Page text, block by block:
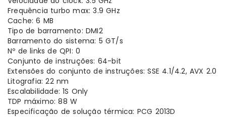
Frequência turbo max: 3.9 GHz
Cache: 6 MB
Tipo de barramento: DMI2
Barramento do sistema: 5 GT/s
Nº de links de QPI: 0
Conjunto de instruções: 64-bit
Extensões do conjunto de instruções: SSE 4.1/4.2, AVX 2.0
Litografia: 22 nm
Escalabilidade: 1S Only
TDP máximo: 88 W
Especificação de solução térmica: PCG 2013D